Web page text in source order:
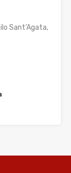
Sant’Agata,